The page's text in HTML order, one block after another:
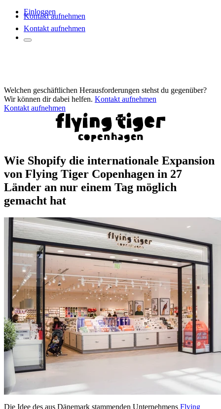
Einloggen
Kontakt aufnehmen
Kontakt aufnehmen
Welchen geschäftlichen Herausforderungen stehst du gegenüber?
Wir können dir dabei helfen. Kontakt aufnehmen
Kontakt aufnehmen
Wie Shopify die internationale Expansion
von Flying Tiger Copenhagen in 27
Länder an nur einem Tag möglich
gemacht hat
Die Idee des aus Dänemark stammenden Unternehmens Flying